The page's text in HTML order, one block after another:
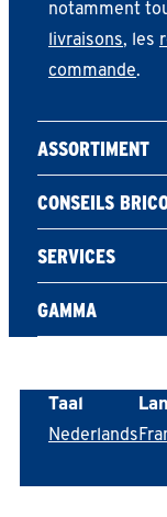
notamment
livraisons, les
commande.
ASSORTIMENT
CONSEILS
SERVICES
GAMMA
Taal
Nederlands